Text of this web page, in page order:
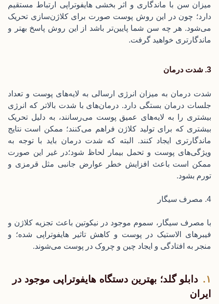
میزان سن با ماندگاری و اثر بخشی هایفوتراپی ارتباط مستقیم
دارد؛ چون در این روش پوست صورت برای کلاژن‌سازی تحریک
می‌شود. هر چه سن شما پایین‌تر باشد از این روش پاسخ بهتر و
ماندگارتری خواهید گرفت.
3. شدت درمان
شدت درمان به میزان انرژی ارسالی به لایه‌های پوست و تعداد
جلسات درمان بستگی دارد. درمان‌های با شدت بالاتر که انرژی
بیشتری را به لایه‌های عمیق‌ پوست می‌رسانند، به دلیل تحریک
بیشتری که برای تولید کلاژن فراهم می‌کنند؛ ممکن است نتایج
ماندگارتری ایجاد کنند. البته که شدت درمان باید با توجه به
ویژگی‌های پوست و تحمل بیمار لحاظ شود؛در غیر این صورت
ممکن است باعث افزایش خطر عوارض جانبی مثل قرمزی و
تورم بشود.
4. مصرف سیگار
با مصرف سیگار، سموم موجود در نیکوتین باعث تجزیه کلاژن و
فیبرهای الاستیک در پوست و کاهش تاثیر هایفوتراپی شده؛ و
منجر به افتادگی و ایجاد چین و چروک در پوست می‌شوند.
دابلو گلد؛ بهترین دستگاه هایفوتراپی موجود در
ایران